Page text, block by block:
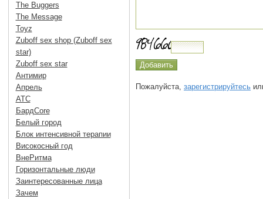
Пожалуйста, зарегистрируйтесь
The Buggers
The Message
Toyz
Zuboff sex shop (Zuboff sex
star)
Zuboff sex star
Антимир
Апрель
АТС
БардCore
Белый город
Блок интенсивной терапии
Високосный год
ВнеРитма
Горизонтальные люди
Заинтересованные лица
Зачем